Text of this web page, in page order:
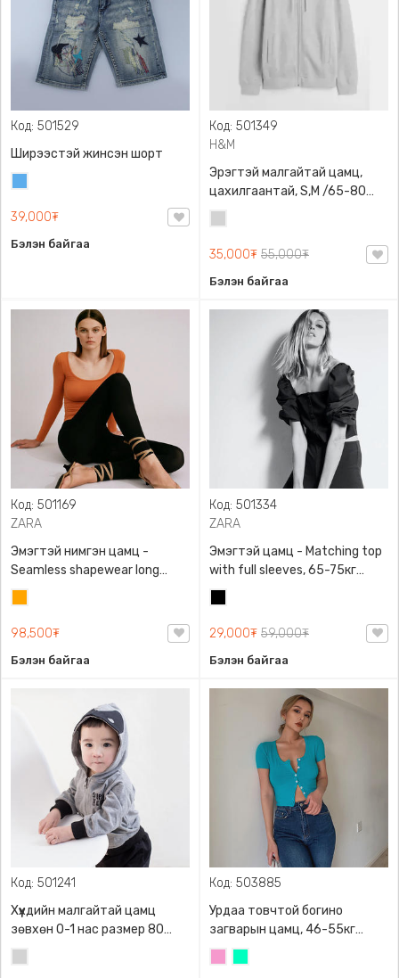
Код: 501529
Ширээстэй жинсэн шорт
39,000₮
Бэлэн байгаа
Код: 501349
H&M
Эрэгтэй малгайтай цамц,
цахилгаантай, S,M /65-80
кг/, H&M, 0852614006,
Даавуу
35,000₮ 55,000₮
Бэлэн байгаа
Код: 501169
ZARA
Эмэгтэй нимгэн цамц -
Seamless shapewear long
sleeve t-shirt, 40-60кг жинд
таарна, ZARA, 8779/458/615,
Урт ханцуйтай
98,500₮
Бэлэн байгаа
Код: 501334
ZARA
Эмэгтэй цамц - Matching top
with full sleeves, 65-75кг
жинд таарна, ZARA,
0962/642/800, Задгай
энгэртэй, Урт ханцуйтай,
29,000₮ 59,000₮
Бэлэн байгаа
Код: 501241
Хүүхдийн малгайтай цамц
зөвхөн 0-1 нас размер 80
сонголттой
Код: 503885
Урдаа товчтой богино
загварын цамц, 46-55кг
жинд таарна